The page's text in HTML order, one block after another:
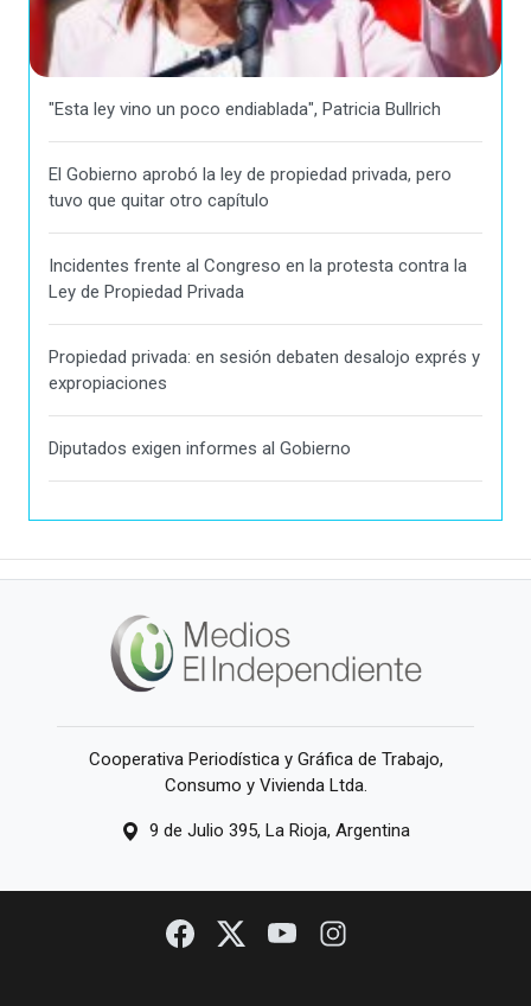
"Esta ley vino un poco endiablada", Patricia Bullrich
El Gobierno aprobó la ley de propiedad privada, pero
tuvo que quitar otro capítulo
Incidentes frente al Congreso en la protesta contra la
Ley de Propiedad Privada
Propiedad privada: en sesión debaten desalojo exprés y
expropiaciones
Diputados exigen informes al Gobierno
Cooperativa Periodística y Gráfica de Trabajo,
Consumo y Vivienda Ltda.
9 de Julio 395, La Rioja, Argentina